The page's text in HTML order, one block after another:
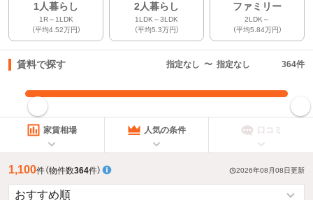
1人暮らし
1R～1LDK
（平均4.52万円）
2人暮らし
1LDK～3LDK
（平均5.3万円）
ファミリー
2LDK～
（平均5.84万円）
賃料で探す 指定なし 〜 指定なし 364件
指定した賃料で絞り込む
家賃相場 人気の条件 口コミ
1,100件（物件数364件） 2026年08月08日更新